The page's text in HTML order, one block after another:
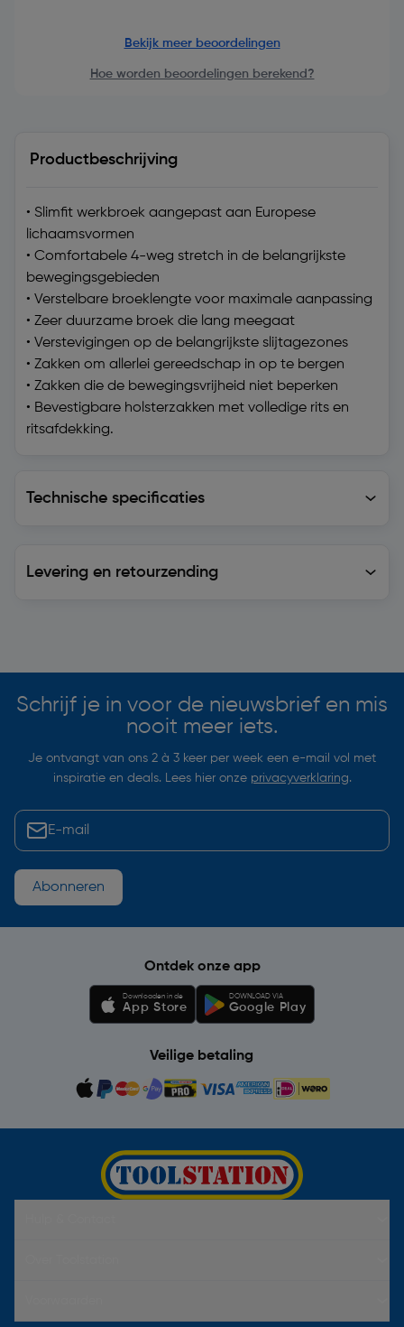
Bekijk meer beoordelingen
Hoe worden beoordelingen berekend?
Productbeschrijving
• Slimfit werkbroek aangepast aan Europese
lichaamsvormen
• Comfortabele 4-weg stretch in de belangrijkste
bewegingsgebieden
• Verstelbare broeklengte voor maximale aanpassing
• Zeer duurzame broek die lang meegaat
• Verstevigingen op de belangrijkste slijtagezones
• Zakken om allerlei gereedschap in op te bergen
• Zakken die de bewegingsvrijheid niet beperken
• Bevestigbare holsterzakken met volledige rits en
ritsafdekking.
Technische specificaties
Levering en retourzending
Schrijf je in voor de nieuwsbrief en mis
nooit meer iets.
Je ontvangt van ons 2 à 3 keer per week een e-mail vol met
inspiratie en deals. Lees hier onze privacyverklaring.
Abonneren
Ontdek onze app
Downloaden in de
App Store
DOWNLOAD VIA
Google Play
Veilige betaling